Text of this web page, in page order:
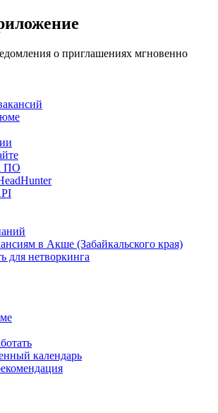
о приглашениях мгновенно
ПО
в Акше (Забайкальского края)
для нетворкинга
календарь